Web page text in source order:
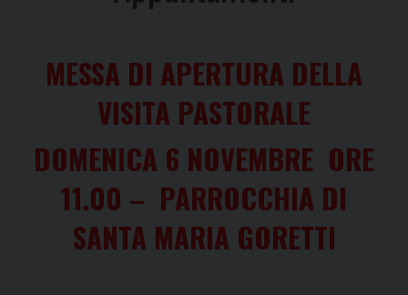
MESSA DI APERTURA DELLA
VISITA PASTORALE
DOMENICA 6 NOVEMBRE ORE
11.00 – PARROCCHIA DI
SANTA MARIA GORETTI